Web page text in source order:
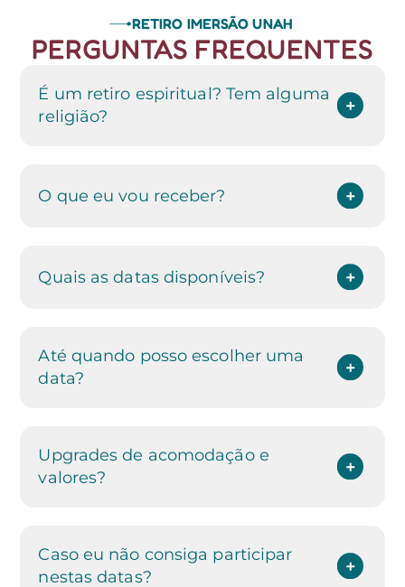
RETIRO IMERSÃO UNAH
PERGUNTAS FREQUENTES
É um retiro espiritual? Tem alguma
religião?
O que eu vou receber?
Quais as datas disponíveis?
Até quando posso escolher uma
data?
Upgrades de acomodação e
valores?
Caso eu não consiga participar
nestas datas?